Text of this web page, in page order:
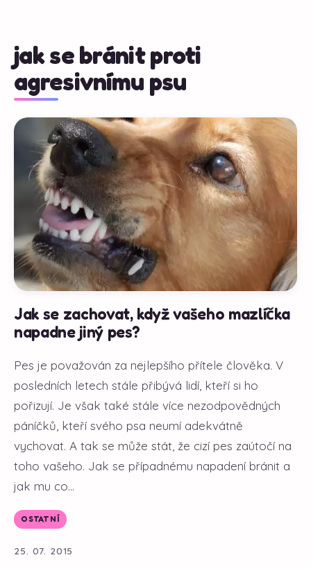
jak se bránit proti
agresivnímu psu
Jak se zachovat, když vašeho mazlíčka
napadne jiný pes?
Pes je považován za nejlepšího přítele člověka. V
posledních letech stále přibývá lidí, kteří si ho
pořizují. Je však také stále více nezodpovědných
páníčků, kteří svého psa neumí adekvátně
vychovat. A tak se může stát, že cizí pes zaútočí na
toho vašeho. Jak se případnému napadení bránit a
jak mu co...
OSTATNÍ
25. 07. 2015